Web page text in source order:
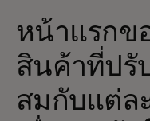
หน้าแรกข
สินค้าที่ปรั
สมกับแต่ล